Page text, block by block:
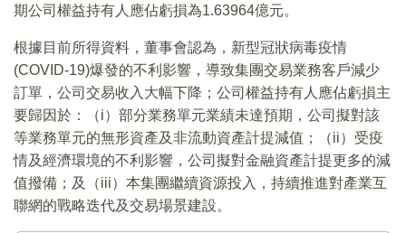
期公司權益持有人應佔虧損為1.63964億元。
根據目前所得資料，董事會認為，新型冠狀病毒疫情
(COVID-19)爆發的不利影響，導致集團交易業務客戶減少
訂單，公司交易收入大幅下降；公司權益持有人應佔虧損主
要歸因於：（i）部分業務單元業績未達預期，公司擬對該
等業務單元的無形資產及非流動資產計提減值；（ii）受疫
情及經濟環境的不利影響，公司擬對金融資產計提更多的減
值撥備；及（iii）本集團繼續資源投入，持續推進對產業互
聯網的戰略迭代及交易場景建設。